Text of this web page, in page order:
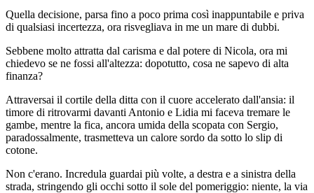
Quella decisione, parsa fino a poco prima così inappuntabile e priva
di qualsiasi incertezza, ora risvegliava in me un mare di dubbi.
Sebbene molto attratta dal carisma e dal potere di Nicola, ora mi
chiedevo se ne fossi all'altezza: dopotutto, cosa ne sapevo di alta
finanza?
Attraversai il cortile della ditta con il cuore accelerato dall'ansia: il
timore di ritrovarmi davanti Antonio e Lidia mi faceva tremare le
gambe, mentre la fica, ancora umida della scopata con Sergio,
paradossalmente, trasmetteva un calore sordo da sotto lo slip di
cotone.
Non c'erano. Incredula guardai più volte, a destra e a sinistra della
strada, stringendo gli occhi sotto il sole del pomeriggio: niente, la via